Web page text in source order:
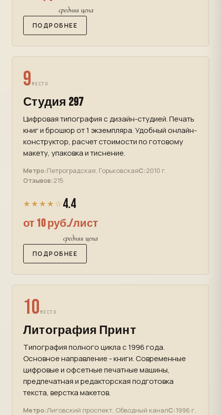
средняя цена
ПОДРОБНЕЕ
9 МЕСТО
Студия 297
Цифровая типография с дизайн-студией. Печать
книг и брошюр от 1 экземпляра. Удобный онлайн-
конструктор, расчет стоимости по готовому
макету, упаковка и тиснение.
Метро:Петроградская, ГорьковскаяС:2010 г.
Отзывов:215
★★★★☆ 4.4
от 10 руб./лист
средняя цена
ПОДРОБНЕЕ
10 МЕСТО
Литография Принт
Типография полного цикла с 1996 года.
Основное направление - книги. Современные
цифровые и офсетные печатные машины,
предпечатная и редакторская подготовка
текста, верстка макетов.
Метро:Лиговский проспект, Обводный каналС:1996 г.